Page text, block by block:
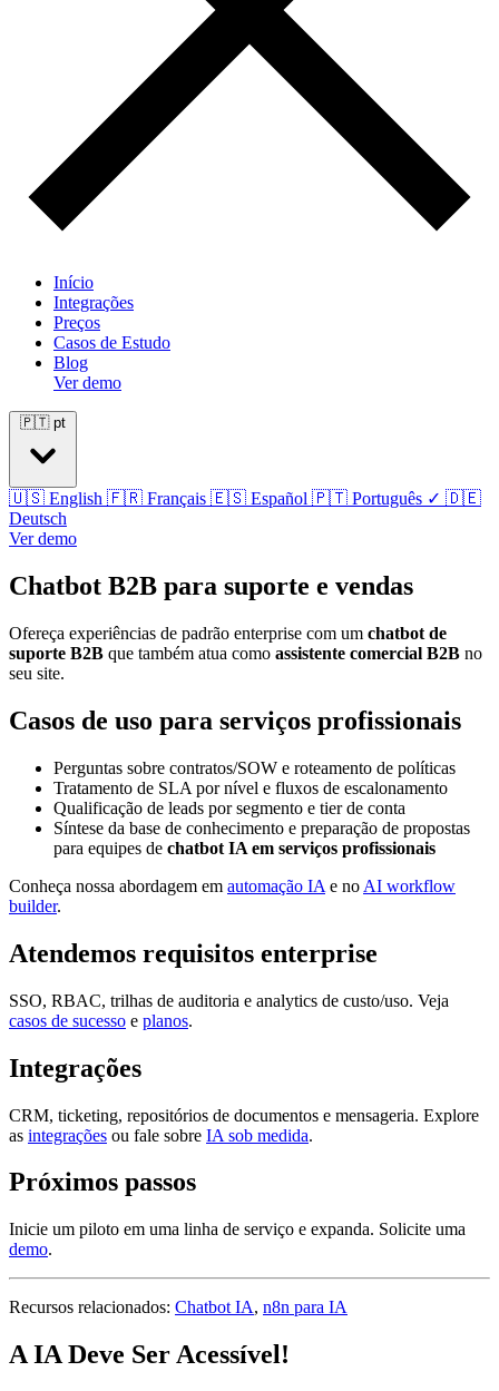
Início
Integrações
Preços
Casos de Estudo
Blog
Ver demo
🇵🇹 pt
🇺🇸 English 🇫🇷 Français 🇪🇸 Español 🇵🇹 Português ✓ 🇩🇪
Deutsch
Ver demo
Chatbot B2B para suporte e vendas
Ofereça experiências de padrão enterprise com um chatbot de
suporte B2B que também atua como assistente comercial B2B no
seu site.
Casos de uso para serviços profissionais
Perguntas sobre contratos/SOW e roteamento de políticas
Tratamento de SLA por nível e fluxos de escalonamento
Qualificação de leads por segmento e tier de conta
Síntese da base de conhecimento e preparação de propostas
para equipes de chatbot IA em serviços profissionais
Conheça nossa abordagem em automação IA e no AI workflow
builder.
Atendemos requisitos enterprise
SSO, RBAC, trilhas de auditoria e analytics de custo/uso. Veja
casos de sucesso e planos.
Integrações
CRM, ticketing, repositórios de documentos e mensageria. Explore
as integrações ou fale sobre IA sob medida.
Próximos passos
Inicie um piloto em uma linha de serviço e expanda. Solicite uma
demo.
Recursos relacionados: Chatbot IA, n8n para IA
A IA Deve Ser Acessível!